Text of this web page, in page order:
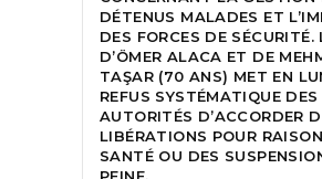
DÉTENUS MALADES ET
DES FORCES DE SÉCURITÉ.
D’ÖMER ALACA ET DE
TAŞAR (70 ANS) MET EN
REFUS SYSTÉMATIQUE DES
AUTORITÉS D’ACCORDER
LIBÉRATIONS POUR
SANTÉ OU DES